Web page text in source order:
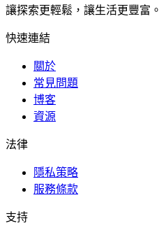
讓探索更輕鬆，讓生活更豐富。
快速連結
關於
常見問題
博客
資源
法律
隱私策略
服務條款
支持